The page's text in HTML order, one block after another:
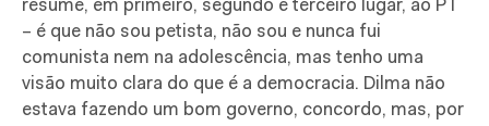
resume, em primeiro, segundo e terceiro lugar, ao PT
– é que não sou petista, não sou e nunca fui
comunista nem na adolescência, mas tenho uma
visão muito clara do que é a democracia. Dilma não
estava fazendo um bom governo, concordo, mas, por